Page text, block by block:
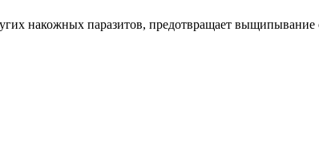
накожных паразитов, предотвращает выщипывание